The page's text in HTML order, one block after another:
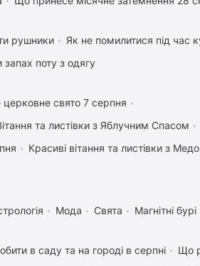
рушники
Як не помилитися під час
поту з одягу
церковне свято 7 серпня
та листівки з Яблучним Спасом
Красиві вітання та листівки з
Мода Свята Магнітні бурі
в саду та на городі в серпні
Що